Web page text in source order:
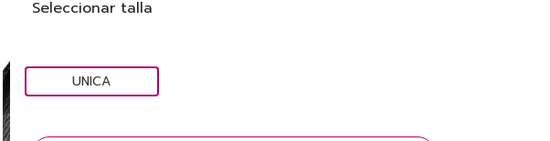
Seleccionar talla
UNICA